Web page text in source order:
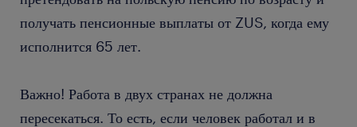
получать пенсионные выплаты от ZUS, когда ему
исполнится 65 лет.
Важно! Работа в двух странах не должна
пересекаться. То есть, если человек работал и в